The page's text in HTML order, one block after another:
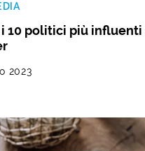
i 10 politici più influenti
2023